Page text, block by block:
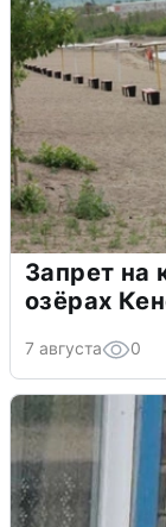
Запрет на
озёрах
7 августа 0